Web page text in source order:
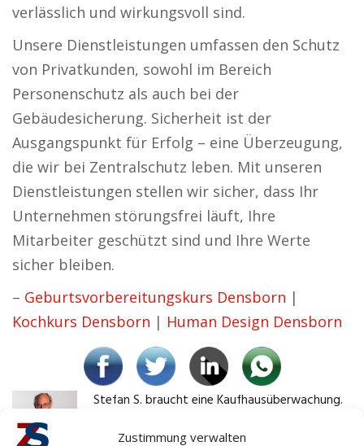
Zustimmung verwalten
verlässlich und wirkungsvoll sind.
Unsere Dienstleistungen umfassen den Schutz
von Privatkunden, sowohl im Bereich
Personenschutz als auch bei der
Gebäudesicherung. Sicherheit ist der
Ausgangspunkt für Erfolg – eine Überzeugung,
die wir bei Zentralschutz leben. Mit unseren
Dienstleistungen stellen wir sicher, dass Ihr
Unternehmen störungsfrei läuft, Ihre
Mitarbeiter geschützt sind und Ihre Werte
sicher bleiben.
– Geburtsvorbereitungskurs Densborn |
Kochkurs Densborn | Human Design Densborn
Stefan S. braucht eine Kaufhausüberwachung.